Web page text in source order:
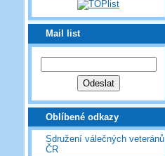
Mail list
Oblíbené odkazy
Sdružení válečných veteránů
ČR